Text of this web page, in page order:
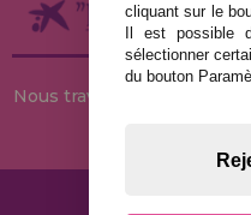
Nous travaillons avec des
cliquant sur le
Il est possible
sélectionner
du bouton